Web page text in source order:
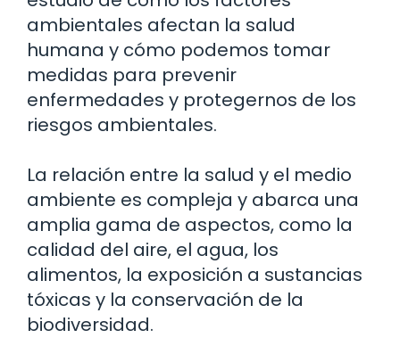
ambientales afectan la salud
humana y cómo podemos tomar
medidas para prevenir
enfermedades y protegernos de los
riesgos ambientales.
La relación entre la salud y el medio
ambiente es compleja y abarca una
amplia gama de aspectos, como la
calidad del aire, el agua, los
alimentos, la exposición a sustancias
tóxicas y la conservación de la
biodiversidad.